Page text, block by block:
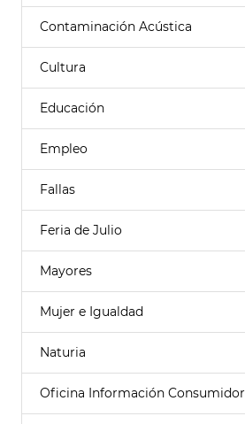
Contaminación Acústica
Cultura
Educación
Empleo
Fallas
Feria de Julio
Mayores
Mujer e Igualdad
Naturia
Oficina Información Consumidor